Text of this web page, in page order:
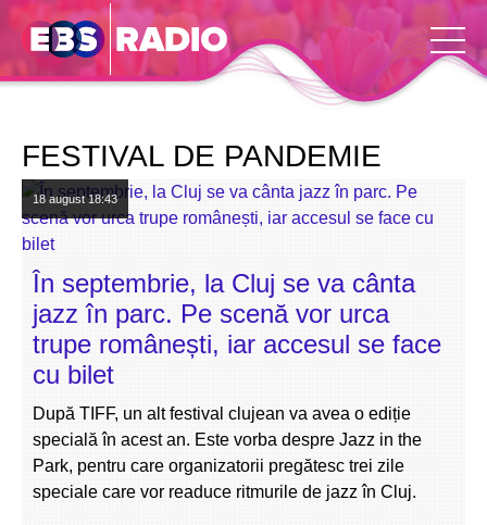
FESTIVAL DE PANDEMIE
18 august18:43
În septembrie, la Cluj se va cânta
jazz în parc. Pe scenă vor urca
trupe românești, iar accesul se face
cu bilet
După TIFF, un alt festival clujean va avea o ediție
specială în acest an. Este vorba despre Jazz in the
Park, pentru care organizatorii pregătesc trei zile
speciale care vor readuce ritmurile de jazz în Cluj.